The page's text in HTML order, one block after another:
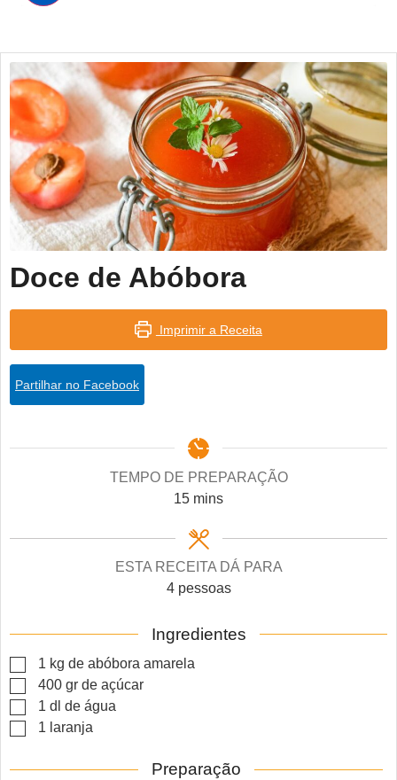
Doce de Abóbora
Imprimir a Receita
Partilhar no Facebook
TEMPO DE PREPARAÇÃO
15minutes
mins
ESTA RECEITA DÁ PARA
4 pessoas
Ingredientes
▢
1 kg de abóbora amarela
▢
400 gr de açúcar
▢
1 dl de água
▢
1 laranja
Preparação